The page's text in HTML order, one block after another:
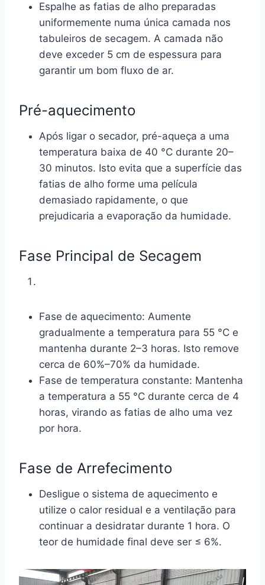
Espalhe as fatias de alho preparadas
uniformemente numa única camada nos
tabuleiros de secagem. A camada não
deve exceder 5 cm de espessura para
garantir um bom fluxo de ar.
Pré-aquecimento
Após ligar o secador, pré-aqueça a uma
temperatura baixa de 40 °C durante 20–
30 minutos. Isto evita que a superfície das
fatias de alho forme uma película
demasiado rapidamente, o que
prejudicaria a evaporação da humidade.
Fase Principal de Secagem
Fase de aquecimento: Aumente
gradualmente a temperatura para 55 °C e
mantenha durante 2–3 horas. Isto remove
cerca de 60%–70% da humidade.
Fase de temperatura constante: Mantenha
a temperatura a 55 °C durante cerca de 4
horas, virando as fatias de alho uma vez
por hora.
Fase de Arrefecimento
Desligue o sistema de aquecimento e
utilize o calor residual e a ventilação para
continuar a desidratar durante 1 hora. O
teor de humidade final deve ser ≤ 6%.